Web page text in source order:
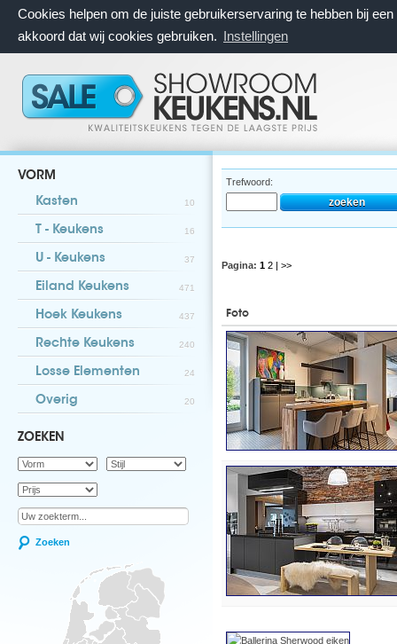
Cookies helpen om de juiste gebruikerservaring te hebben bij
akkoord dat wij cookies gebruiken. Instellingen
VORM
Kasten 10
T - Keukens 16
U - Keukens 37
Eiland Keukens 471
Hoek Keukens 437
Rechte Keukens 240
Losse Elementen 24
Overig 20
ZOEKEN
Zoeken
Trefwoord:
Pagina: 1 2 | >>
Foto